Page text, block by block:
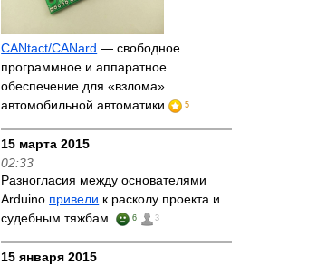
CANtact/CANard — свободное
программное и аппаратное
обеспечение для «взлома»
автомобильной автоматики
5
15 марта 2015
02:33
Разногласия между основателями
Arduino привели к расколу проекта и
судебным тяжбам
6 3
15 января 2015